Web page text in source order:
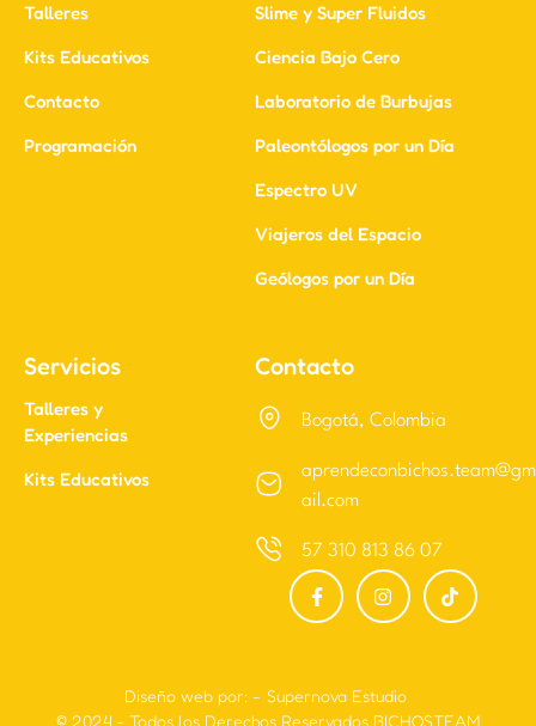
Talleres
Kits Educativos
Contacto
Programación
Slime y Super Fluidos
Ciencia Bajo Cero
Laboratorio de Burbujas
Paleontólogos por un Día
Espectro UV
Viajeros del Espacio
Geólogos por un Día
Servicios
Talleres y
Experiencias
Kits Educativos
Contacto
Bogotá, Colombia
aprendeconbichos.team@gm
ail.com
57 310 813 86 07
Diseño web por: - Supernova Estudio
© 2024 - Todos los Derechos Reservados BICHOS.TEAM